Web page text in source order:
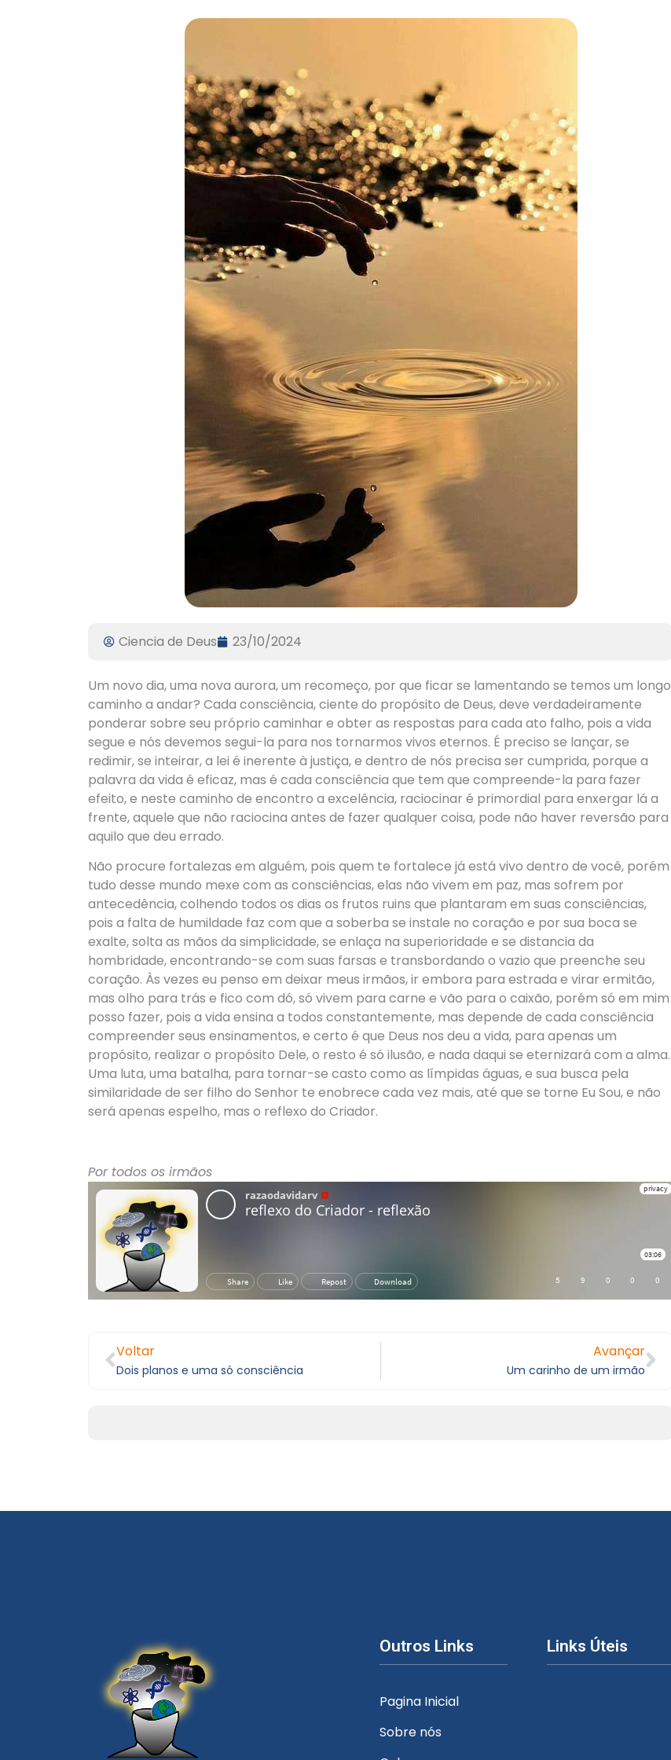
Ciencia de Deus 23/10/2024
Um novo dia, uma nova aurora, um recomeço, por que ficar se lamentando se temos um longo
caminho a andar? Cada consciência, ciente do propósito de Deus, deve verdadeiramente
ponderar sobre seu próprio caminhar e obter as respostas para cada ato falho, pois a vida
segue e nós devemos segui-la para nos tornarmos vivos eternos. É preciso se lançar, se
redimir, se inteirar, a lei é inerente à justiça, e dentro de nós precisa ser cumprida, porque a
palavra da vida é eficaz, mas é cada consciência que tem que compreende-la para fazer
efeito, e neste caminho de encontro a excelência, raciocinar é primordial para enxergar lá a
frente, aquele que não raciocina antes de fazer qualquer coisa, pode não haver reversão para
aquilo que deu errado.
Não procure fortalezas em alguém, pois quem te fortalece já está vivo dentro de você, porém
tudo desse mundo mexe com as consciências, elas não vivem em paz, mas sofrem por
antecedência, colhendo todos os dias os frutos ruins que plantaram em suas consciências,
pois a falta de humildade faz com que a soberba se instale no coração e por sua boca se
exalte, solta as mãos da simplicidade, se enlaça na superioridade e se distancia da
hombridade, encontrando-se com suas farsas e transbordando o vazio que preenche seu
coração. Às vezes eu penso em deixar meus irmãos, ir embora para estrada e virar ermitão,
mas olho para trás e fico com dó, só vivem para carne e vão para o caixão, porém só em mim
posso fazer, pois a vida ensina a todos constantemente, mas depende de cada consciência
compreender seus ensinamentos, e certo é que Deus nos deu a vida, para apenas um
propósito, realizar o propósito Dele, o resto é só ilusão, e nada daqui se eternizará com a alma.
Uma luta, uma batalha, para tornar-se casto como as límpidas águas, e sua busca pela
similaridade de ser filho do Senhor te enobrece cada vez mais, até que se torne Eu Sou, e não
será apenas espelho, mas o reflexo do Criador.
Por todos os irmãos
Voltar
Dois planos e uma só consciência
Avançar
Um carinho de um irmão
Outros Links
Pagina Inicial
Sobre nós
Links Úteis